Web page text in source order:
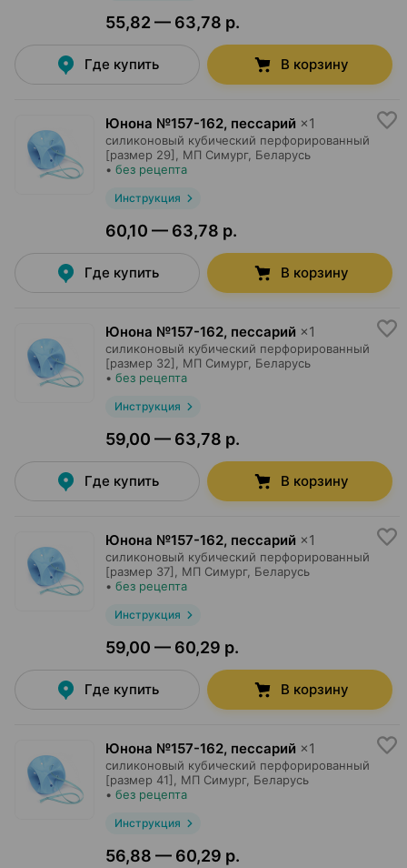
55,82 — 63,78 р.
Где купить В корзину
Юнона №157-162, пессарий ×1
силиконовый кубический перфорированный
[размер 29],
МП Симург, Беларусь
• без рецепта
Инструкция
60,10 — 63,78 р.
Где купить В корзину
Юнона №157-162, пессарий ×1
силиконовый кубический перфорированный
[размер 32],
МП Симург, Беларусь
• без рецепта
Инструкция
59,00 — 63,78 р.
Где купить В корзину
Юнона №157-162, пессарий ×1
силиконовый кубический перфорированный
[размер 37],
МП Симург, Беларусь
• без рецепта
Инструкция
59,00 — 60,29 р.
Где купить В корзину
Юнона №157-162, пессарий ×1
силиконовый кубический перфорированный
[размер 41],
МП Симург, Беларусь
• без рецепта
Инструкция
56,88 — 60,29 р.